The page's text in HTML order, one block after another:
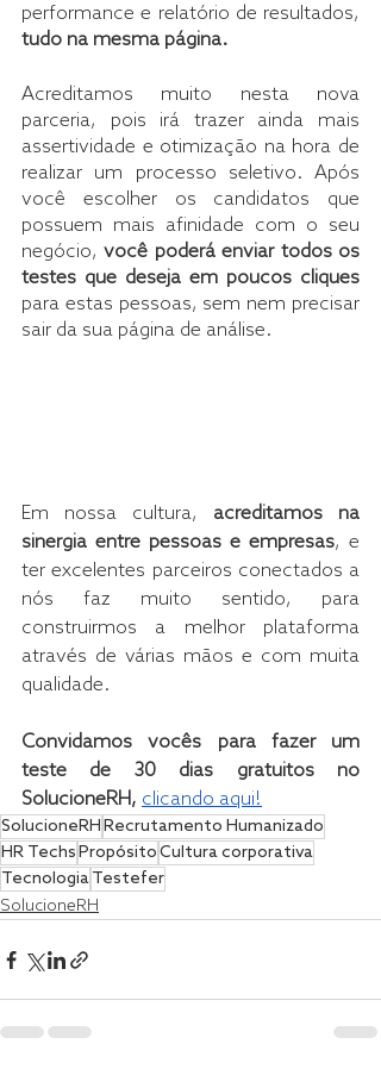
tudo na mesma página.
Acreditamos muito nesta nova
parceria, pois irá trazer ainda mais
assertividade e otimização na hora de
realizar um processo seletivo. Após
você escolher os candidatos que
possuem mais afinidade com o seu
negócio, você poderá enviar todos os
testes que deseja em poucos cliques
para estas pessoas, sem nem precisar
sair da sua página de análise.
Em nossa cultura, acreditamos na
sinergia entre pessoas e empresas, e
ter excelentes parceiros conectados a
nós faz muito sentido, para
construirmos a melhor plataforma
através de várias mãos e com muita
qualidade.
Convidamos vocês para fazer um
teste de 30 dias gratuitos no
SolucioneRH, clicando aqui!
SolucioneRHRecrutamento Humanizado
HR TechsPropósitoCultura corporativa
TecnologiaTestefer
SolucioneRH